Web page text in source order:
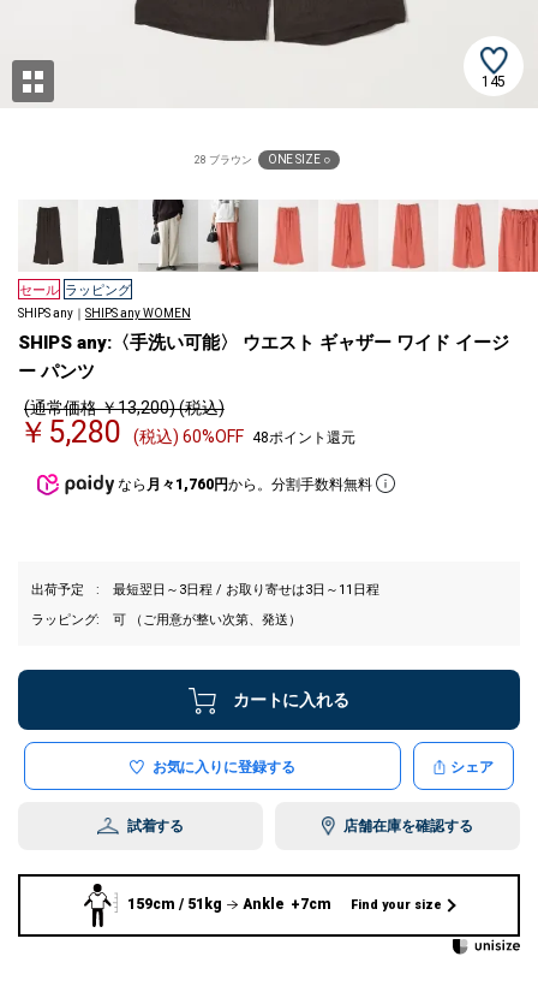
145
28 ブラウン ONE SIZE ○
セール ラッピング
SHIPS any｜ SHIPS any WOMEN
SHIPS any:〈手洗い可能〉 ウエスト ギャザー ワイド イージ
ー パンツ
(通常価格 ￥13,200) (税込)
￥5,280 (税込) 60%OFF 48ポイント還元
なら 月々1,760円から。分割手数料無料
出荷予定
最短翌日～3日程 / お取り寄せは3日～11日程
ラッピング
可 （ご用意が整い次第、発送）
カートに入れる
お気に入りに登録する シェア
試着する 店舗在庫を確認する
159cm / 51kg Ankle +7cm Find your size